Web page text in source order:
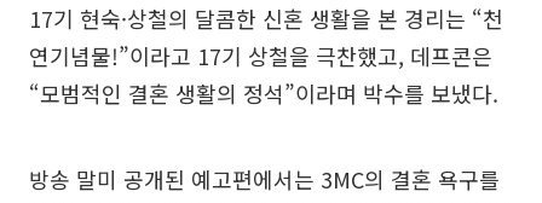
17기 현숙·상철의 달콤한 신혼 생활을 본 경리는 “천
연기념물!”이라고 17기 상철을 극찬했고, 데프콘은
“모범적인 결혼 생활의 정석”이라며 박수를 보냈다.
방송 말미 공개된 예고편에서는 3MC의 결혼 욕구를